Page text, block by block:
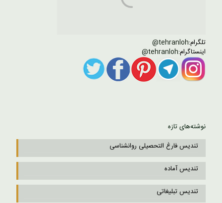
تلگرام:tehranloh@
اینستاگرام:tehranloh@
نوشته‌های تازه
تندیس فارغ التحصیلی روانشناسی
تندیس آماده
تندیس تبلیغاتی